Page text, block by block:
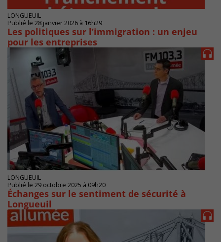
LONGUEUIL
Publié le 28 janvier 2026 à 16h29
Les politiques sur l’immigration : un enjeu
pour les entreprises
LONGUEUIL
Publié le 29 octobre 2025 à 09h20
Échanges sur le sentiment de sécurité à
Longueuil